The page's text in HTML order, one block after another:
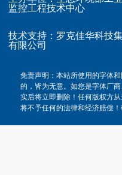
监控工程技术中心
技术支持： 罗克佳华科技
有限公司
免责声明：本站所使用的字体
的，皆为无意。如您是字体厂
实后将立即删除！任何版权方
将不予任何的法律和经济赔偿！